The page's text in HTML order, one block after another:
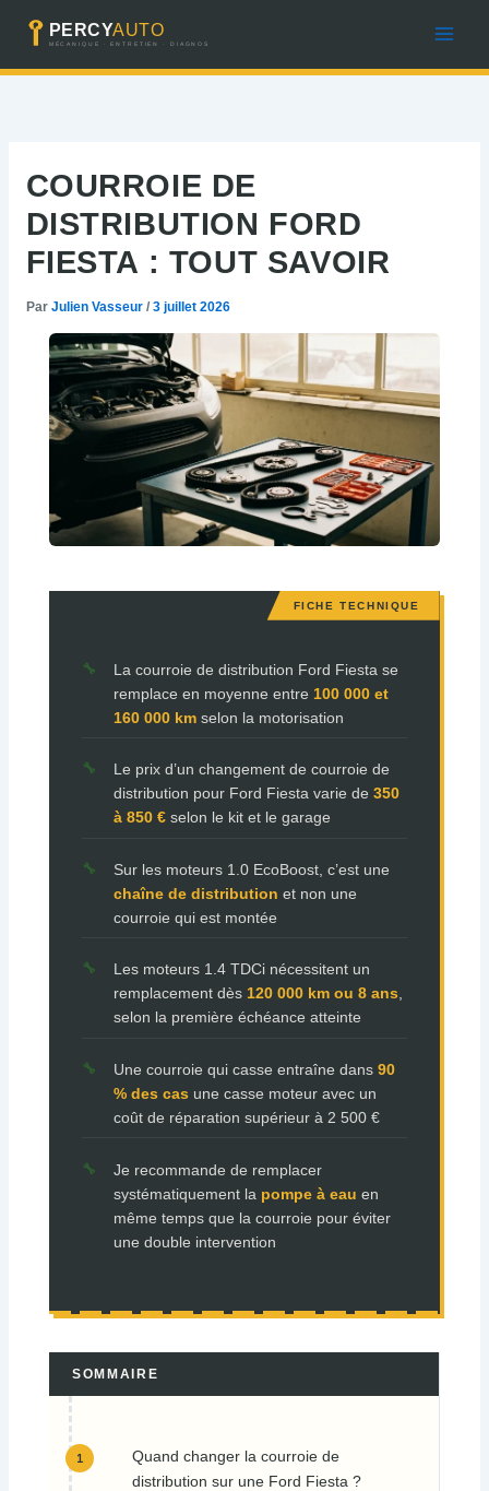
contenu
COURROIE DE
DISTRIBUTION FORD
FIESTA : TOUT SAVOIR
Par Julien Vasseur / 3 juillet 2026
La courroie de distribution Ford Fiesta se
remplace en moyenne entre 100 000 et
160 000 kmselon la motorisation
Le prix d’un changement de courroie de
distribution pour Ford Fiesta varie de 350
à 850 €selon le kit et le garage
Sur les moteurs 1.0 EcoBoost, c’est une
chaîne de distribution et non une
courroie qui est montée
Les moteurs 1.4 TDCi nécessitent un
remplacement dès 120 000 km ou 8 ans,
selon la première échéance atteinte
Une courroie qui casse entraîne dans 90
% des cas une casse moteur avec un
coût de réparation supérieur à 2 500 €
Je recommande de remplacer
systématiquement la pompe à eau en
même temps que la courroie pour éviter
une double intervention
SOMMAIRE
Quand changer la courroie de
distribution sur une Ford Fiesta ?